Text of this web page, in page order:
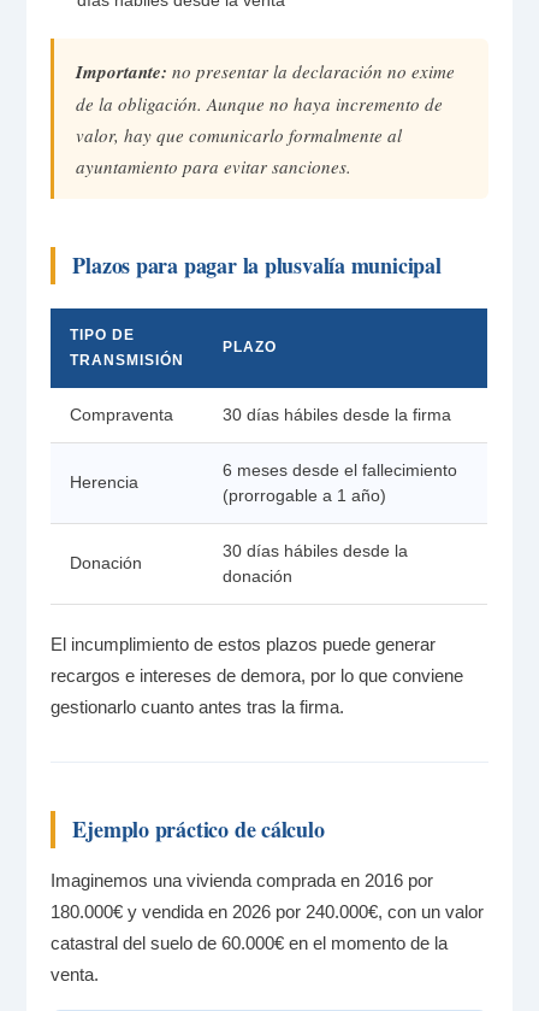
Importante: no presentar la declaración no exime
de la obligación. Aunque no haya incremento de
valor, hay que comunicarlo formalmente al
ayuntamiento para evitar sanciones.
Plazos para pagar la plusvalía municipal
TIPO DE
TRANSMISIÓN
PLAZO
Compraventa 30 días hábiles desde la firma
Herencia
6 meses desde el fallecimiento
(prorrogable a 1 año)
Donación
30 días hábiles desde la
donación
El incumplimiento de estos plazos puede generar
recargos e intereses de demora, por lo que conviene
gestionarlo cuanto antes tras la firma.
Ejemplo práctico de cálculo
Imaginemos una vivienda comprada en 2016 por
180.000€ y vendida en 2026 por 240.000€, con un valor
catastral del suelo de 60.000€ en el momento de la
venta.